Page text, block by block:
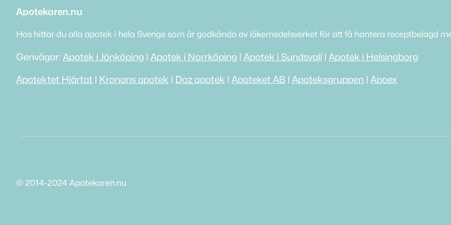
Apotekaren.nu
Hos hittar du alla apotek i hela Sverige som är godkända av läkemedelsverket för att få hantera receptbelagd
Genvägar: Apotek i Jönköping | Apotek i Norrköping | Apotek i Sundsvall | Apotek i Helsingborg
Apotektet Hjärtat | Kronans apotek | Doz apotek | Apoteket AB | Apoteksgruppen | Apoex
© 2014-2024 Apotekaren.nu